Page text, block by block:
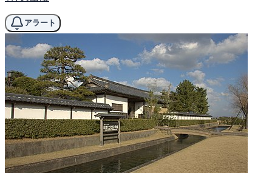
アラート